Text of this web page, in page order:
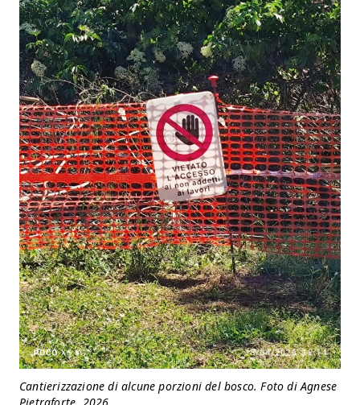
Cantierizzazione di alcune porzioni del bosco. Foto di Agnese